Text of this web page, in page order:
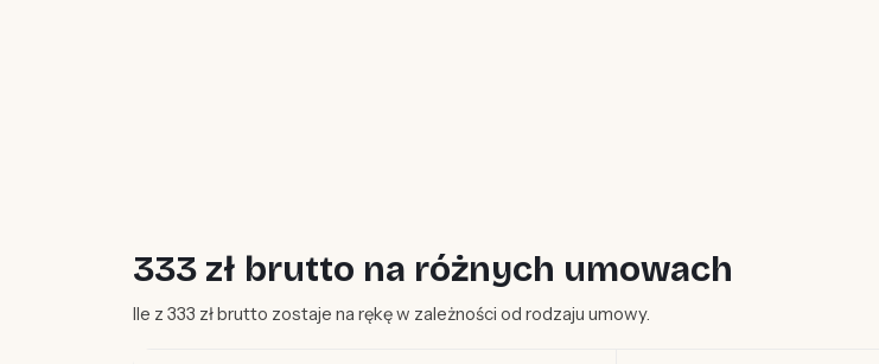
333 zł brutto na różnych umowach
Ile z 333 zł brutto zostaje na rękę w zależności od rodzaju umowy.